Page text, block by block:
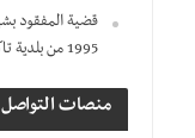
1995 من بلدية تاكسنة بجيجل الجزائر
منصات التواصل